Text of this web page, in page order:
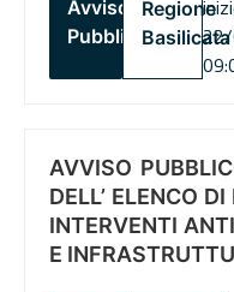
Avviso
Pubblico
Regione
Basilicata
AVVISO
DELL’ ELENCO
INTERVENTI
E